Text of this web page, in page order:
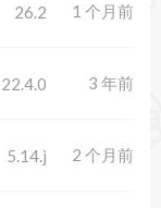
26.2 1 个月前
22.4.0 3 年前
5.14.j 2 个月前